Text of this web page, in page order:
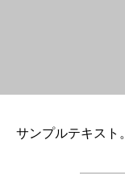
サンプルテキスト